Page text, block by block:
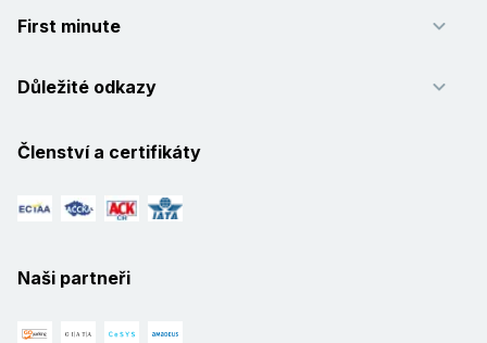
First minute
Důležité odkazy
Členství a certifikáty
Naši partneři